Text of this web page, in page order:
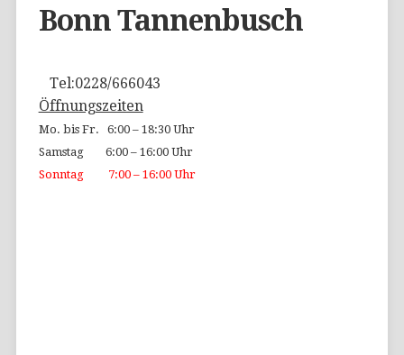
Bonn Tannenbusch
Tel:0228/666043
Öffnungszeiten
Mo. bis Fr. 6:00 – 18:30 Uhr
Samstag 6:00 – 16:00 Uhr
Sonntag 7:00 – 16:00 Uhr